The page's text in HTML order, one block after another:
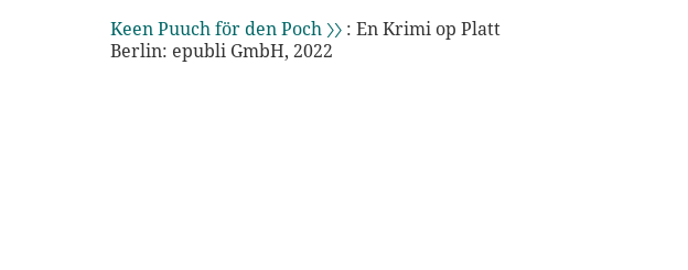
Keen Puuch för den Poch 〉〉 : En Krimi op Platt
Berlin: epubli GmbH, 2022